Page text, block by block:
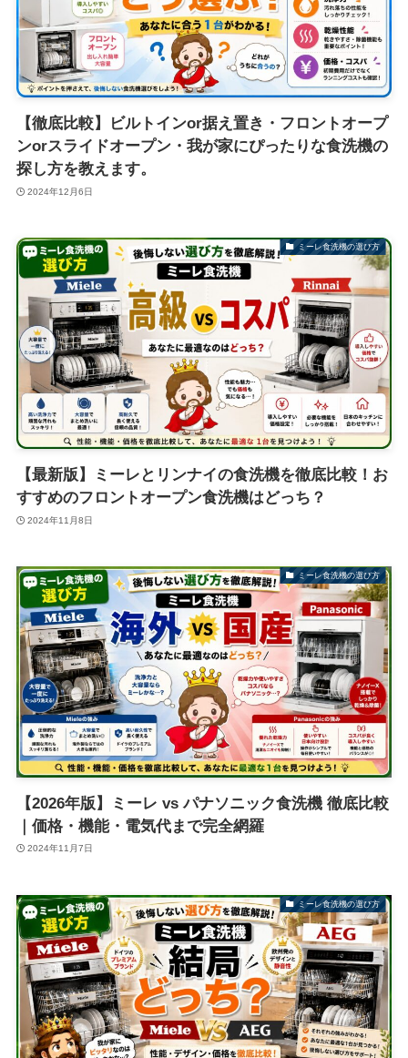
【徹底比較】ビルトインor据え置き・フロントオープ
ンorスライドオープン・我が家にぴったりな食洗機の
探し方を教えます。
2024年12月6日
ミーレ食洗機の選び方
【最新版】ミーレとリンナイの食洗機を徹底比較！お
すすめのフロントオープン食洗機はどっち？
2024年11月8日
ミーレ食洗機の選び方
【2026年版】ミーレ vs パナソニック食洗機 徹底比較
｜価格・機能・電気代まで完全網羅
2024年11月7日
ミーレ食洗機の選び方